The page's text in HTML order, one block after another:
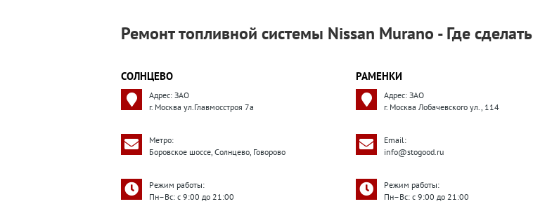
Ремонт топливной системы Nissan Murano - Где сделать
СОЛНЦЕВО
Адрес: ЗАО
г. Москва ул.Главмосстроя 7а
Метро:
Боровское шоссе, Солнцево, Говорово
Режим работы:
Пн–Вс: с 9:00 до 21:00
РАМЕНКИ
Адрес: ЗАО
г. Москва Лобачевского ул., 114
Email:
info@stogood.ru
Режим работы:
Пн–Вс: с 9:00 до 21:00